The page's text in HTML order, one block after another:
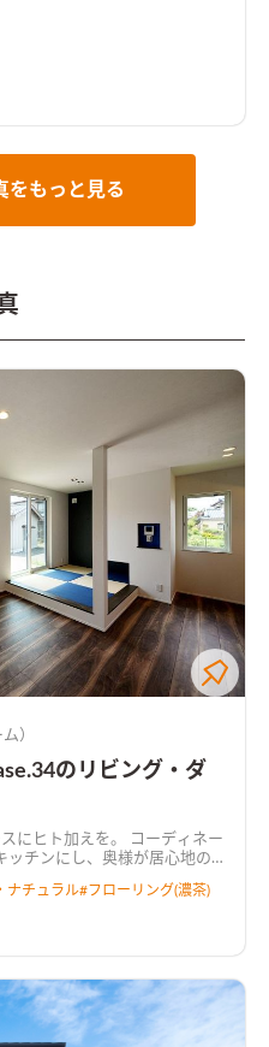
をもっと見る
）
のリビング・ダ
えを。 コーディネー
ッチンにし、奥様が居心地の
ナチュラル#フローリング(濃茶)